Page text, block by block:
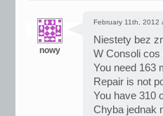
nowy
February 11th, 2012
Niestety bez
W Consoli cos
You need 163
Repair is not
You have 310
Chyba jednak